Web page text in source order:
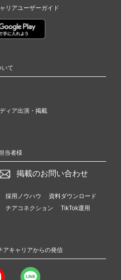
リアユーザーガイド
て
ィア出演・掲載
当者様
掲載のお問い合わせ
採用ノウハウ
資料ダウンロード
チアコネクション
TikTok運用
アキャリアからの発信